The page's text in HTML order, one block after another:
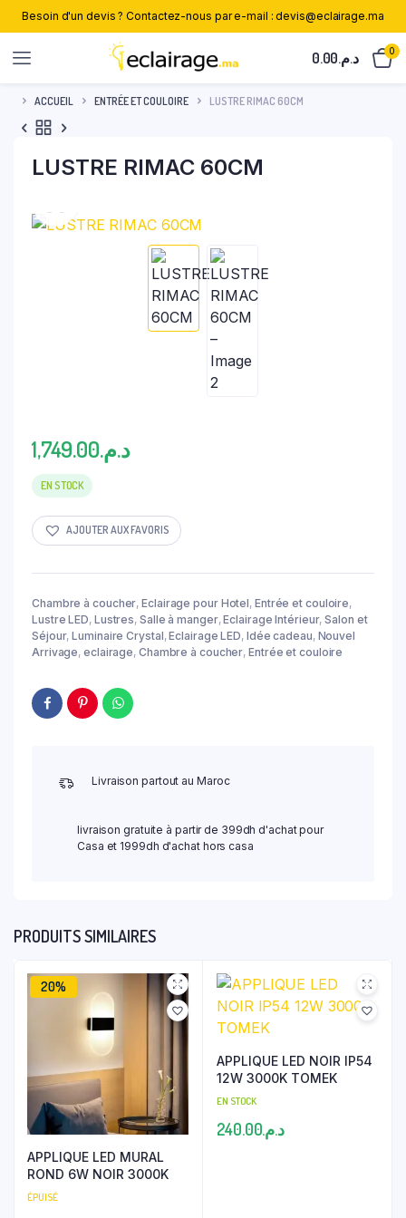
Besoin d'un devis ? Contactez-nous par e-mail : devis@eclairage.ma
د.م.0.00 0
ACCUEIL ENTRÉE ET COULOIRE LUSTRE RIMAC 60CM
LUSTRE RIMAC 60CM
د.م.1,749.00
EN STOCK
AJOUTER AUX FAVORIS
Chambre à coucher,Eclairage pour Hotel, Entrée et couloire,
Lustre LED, Lustres, Salle à manger,Eclairage Intérieur,Salon et
Séjour,Luminaire Crystal,Eclairage LED, Idée cadeau, Nouvel
Arrivage,eclairage, Chambre à coucher,Entrée et couloire
Livraison partout au Maroc
livraison gratuite à partir de 399dh d'achat pour
Casa et 1999dh d'achat hors casa
PRODUITS SIMILAIRES
20%
APPLIQUE LED MURAL
ROND 6W NOIR 3000K
ÉPUISÉ
APPLIQUE LED NOIR IP54
12W 3000K TOMEK
EN STOCK
د.م.240.00